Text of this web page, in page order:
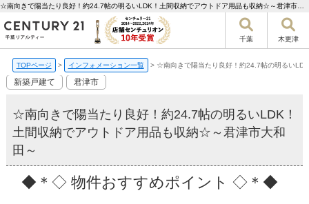
千葉 木更津
TOPページ > インフォメーション一覧 > ☆南向きで陽当たり良好！約24.7帖の明るい
新築戸建て 君津市
☆南向きで陽当たり良好！約24.7帖の明るいLDK！
土間収納でアウトドア用品も収納☆～君津市大和
田～
◆＊◇ 物件おすすめポイント ◇＊◆